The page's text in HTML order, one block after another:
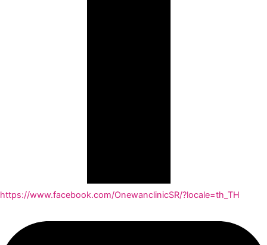
https://www.facebook.com/OnewanclinicSR/?locale=th_TH